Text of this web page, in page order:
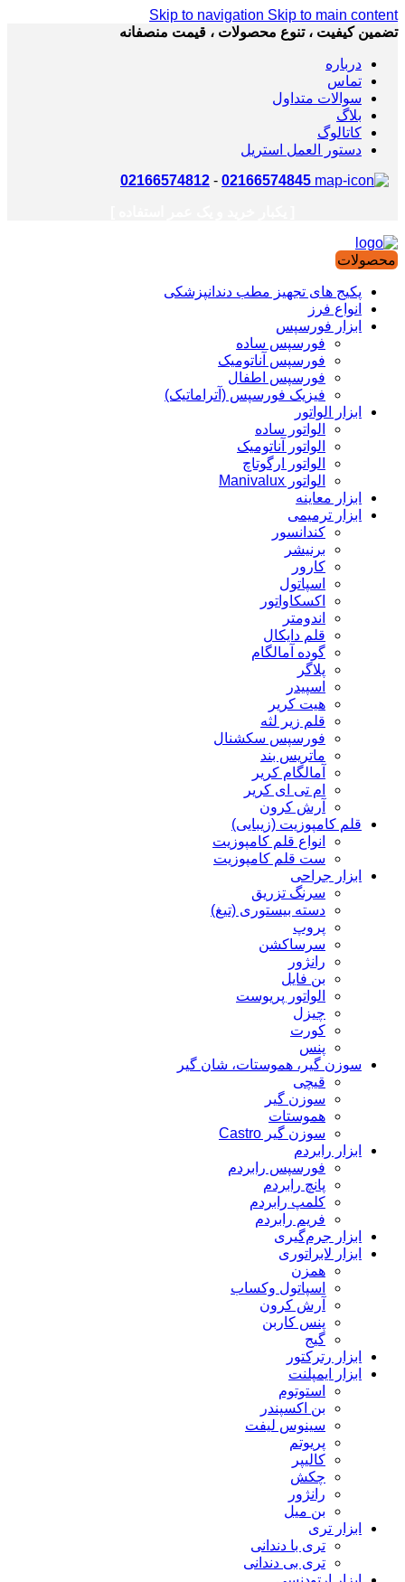
Skip to navigation Skip to main content
تضمین کیفیت ، تنوع محصولات ، قیمت منصفانه
درباره
تماس
سوالات متداول
بلاگ
کاتالوگ
دستور العمل استریل
02166574845
-
02166574812
محصولات
پکیج های تجهیز مطب دندانپزشکی
انواع فرز
ابزار فورسپس
فورسپس ساده
فورسپس آناتومیک
فورسپس اطفال
فیزیک فورسپس (آتراماتیک)
ابزار الواتور
الواتور ساده
الواتور آناتومیک
الواتور ارگوتاچ
الواتور Manivalux
ابزار معاینه
ابزار ترمیمی
کندانسور
برنیشر
کارور
اسپاتول
اکسکاواتور
اندومتر
قلم دایکال
گوده آمالگام
پلاگر
اسپیدر
هیت کریر
قلم زیر لثه
فورسپس سکشنال
ماتریس بند
آمالگام کریر
ام تی ای کریر
آرش کرون
قلم کامپوزیت (زیبایی)
انواع قلم کامپوزیت
ست قلم کامپوزیت
ابزار جراحی
سرنگ تزریق
دسته بیستوری (تیغ)
پروپ
سرساکشن
رانژور
بن فایل
الواتور پریوست
چیزل
کورت
پنس
سوزن گیر، هموستات، شان گیر
قیچی
سوزن گیر
هموستات
سوزن گیر Castro
ابزار رابردم
فورسپس رابردم
پانچ رابردم
کلمپ رابردم
فریم رابردم
ابزار جرم‌گیری
ابزار لابراتوری
همزن
اسپاتول وکساب
آرش کرون
پنس کاربن
گیج
ابزار رترکتور
ابزار ایمپلنت
استوتوم
بن اکسپندر
سینوس لیفت
پریوتم
کالیپر
چکش
رانژور
بن میل
ابزار تری
تری با دندانی
تری بی دندانی